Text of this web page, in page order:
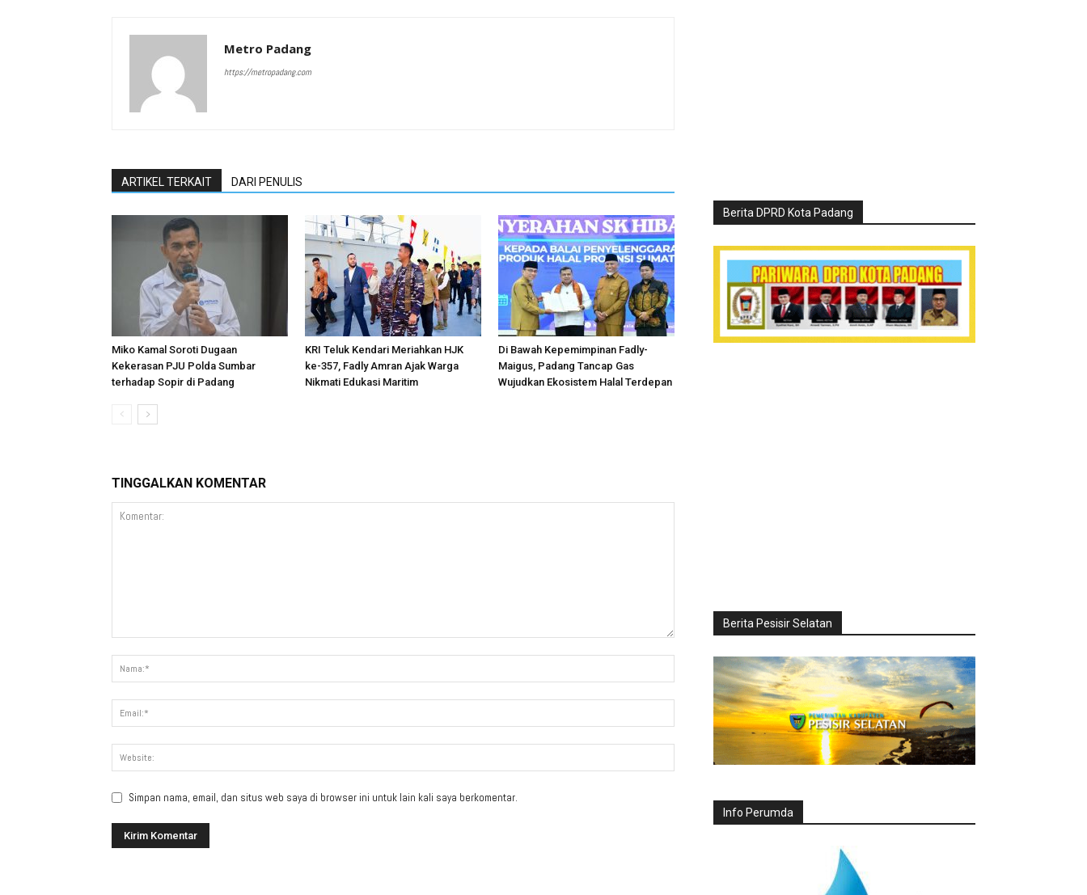
Metro Padang
https://metropadang.com
ARTIKEL TERKAIT DARI PENULIS
Miko Kamal Soroti Dugaan
Kekerasan PJU Polda Sumbar
terhadap Sopir di Padang
KRI Teluk Kendari Meriahkan HJK
ke-357, Fadly Amran Ajak Warga
Nikmati Edukasi Maritim
Di Bawah Kepemimpinan Fadly-
Maigus, Padang Tancap Gas
Wujudkan Ekosistem Halal Terdepan
TINGGALKAN KOMENTAR
Simpan nama, email, dan situs web saya di browser ini untuk lain kali saya berkomentar.
Berita DPRD Kota Padang
Berita Pesisir Selatan
Info Perumda